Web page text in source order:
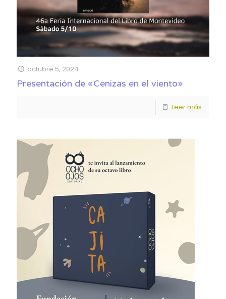
octubre 5, 2024
Presentación de «Cenizas en el viento»
Leer más